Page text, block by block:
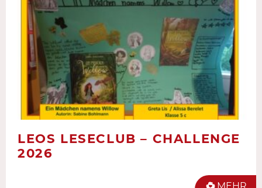
LEOS LESECLUB – CHALLENGE
2026